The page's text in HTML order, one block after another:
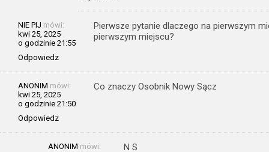
NIE PIJ mówi:
kwi 25, 2025
o godzinie 21:55
Odpowiedz
Pierwsze pytanie dlaczego na pierwszym
pierwszym miejscu?
ANONIM mówi:
kwi 25, 2025
o godzinie 21:50
Odpowiedz
Co znaczy Osobnik Nowy Sącz
ANONIM mówi:
N S